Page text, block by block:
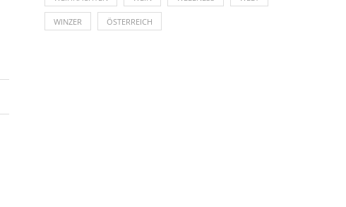
WINZER ÖSTERREICH